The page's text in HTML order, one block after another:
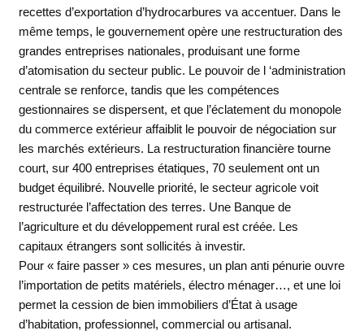
recettes d’exportation d’hydrocarbures va accentuer. Dans le
même temps, le gouvernement opère une restructuration des
grandes entreprises nationales, produisant une forme
d’atomisation du secteur public. Le pouvoir de l ‘administration
centrale se renforce, tandis que les compétences
gestionnaires se dispersent, et que l’éclatement du monopole
du commerce extérieur affaiblit le pouvoir de négociation sur
les marchés extérieurs. La restructuration financière tourne
court, sur 400 entreprises étatiques, 70 seulement ont un
budget équilibré. Nouvelle priorité, le secteur agricole voit
restructurée l’affectation des terres. Une Banque de
l’agriculture et du développement rural est créée. Les
capitaux étrangers sont sollicités à investir.
Pour « faire passer » ces mesures, un plan anti pénurie ouvre
l’importation de petits matériels, électro ménager…, et une loi
permet la cession de bien immobiliers d’État à usage
d’habitation, professionnel, commercial ou artisanal.